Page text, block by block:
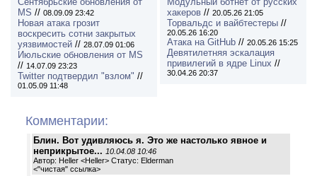
MS // 08.09.09 23:42
Новая атака грозит
воскресить сотни закрытых
уязвимостей // 28.07.09 01:06
Июльские обновления от MS
// 14.07.09 23:23
Twitter подтвердил "взлом" //
01.05.09 11:48
хакеров // 20.05.26 21:05
Торвальдс и вайбтестеры //
20.05.26 16:20
Атака на GitHub // 20.05.26 15:25
Девятилетняя эскалация
привилегий в ядре Linux //
30.04.26 20:37
Комментарии:
Блин. Вот удивляюсь я. Это же настолько явное и
неприкрытое... 10.04.08 10:46
Автор: Heller <Heller> Статус: Elderman
<"чистая" ссылка>